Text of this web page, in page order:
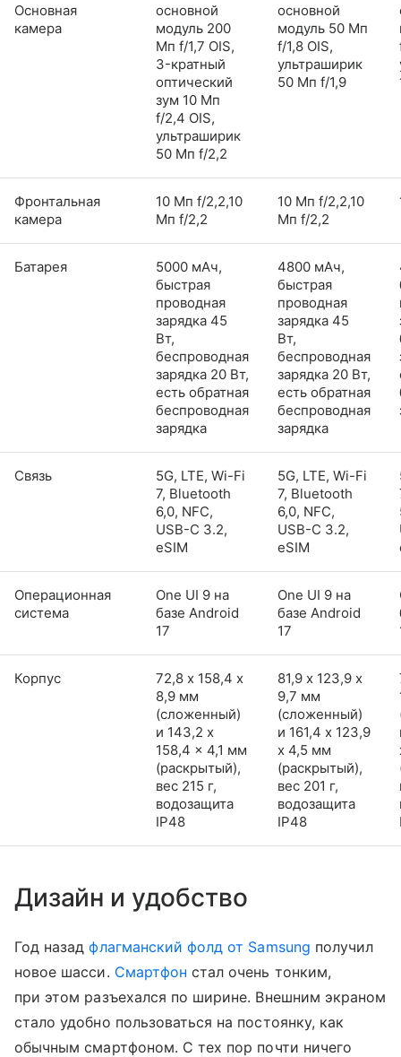
Основная
камера
основной
модуль 200
Мп f/1,7 OIS,
3-кратный
оптический
зум 10 Мп
f/2,4 OIS,
ультраширик
50 Мп f/2,2
основной
модуль 50 Мп
f/1,8 OIS,
ультраширик
50 Мп f/1,9
Фронтальная
камера
10 Мп f/2,2,10
Мп f/2,2
10 Мп f/2,2,10
Мп f/2,2
Батарея
5000 мАч,
быстрая
проводная
зарядка 45
Вт,
беспроводная
зарядка 20 Вт,
есть обратная
беспроводная
зарядка
4800 мАч,
быстрая
проводная
зарядка 45
Вт,
беспроводная
зарядка 20 Вт,
есть обратная
беспроводная
зарядка
Связь
5G, LTE, Wi-Fi
7, Bluetooth
6,0, NFC,
USB-C 3.2,
eSIM
5G, LTE, Wi-Fi
7, Bluetooth
6,0, NFC,
USB-C 3.2,
eSIM
Операционная
система
One UI 9 на
базе Android
17
One UI 9 на
базе Android
17
Корпус
72,8 х 158,4 х
8,9 мм
(сложенный)
и 143,2 x
158,4 x 4,1 мм
(раскрытый),
вес 215 г,
водозащита
IP48
81,9 х 123,9 х
9,7 мм
(сложенный)
и 161,4 x 123,9
x 4,5 мм
(раскрытый),
вес 201 г,
водозащита
IP48
Дизайн и удобство
Год назадфлагманский фолд от Samsung получил
новое шасси. Смартфон стал очень тонким,
при этом разъехался по ширине. Внешним экраном
стало удобно пользоваться на постоянку, как
обычным смартфоном. С тех пор почти ничего